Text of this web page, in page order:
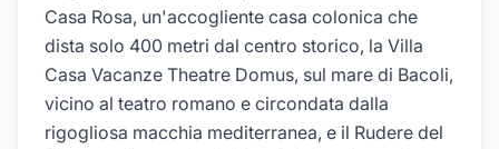
Casa Rosa, un'accogliente casa colonica che
dista solo 400 metri dal centro storico, la Villa
Casa Vacanze Theatre Domus, sul mare di Bacoli,
vicino al teatro romano e circondata dalla
rigogliosa macchia mediterranea, e il Rudere del